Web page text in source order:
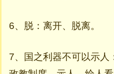
6、脱：离开、脱离。
7、国之利器不可以示人